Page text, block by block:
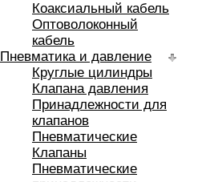
Коаксиальный кабель
Оптоволоконный
кабель
Пневматика и давление
Круглые цилиндры
Клапана давления
Принадлежности для
клапанов
Пневматические
Клапаны
Пневматические